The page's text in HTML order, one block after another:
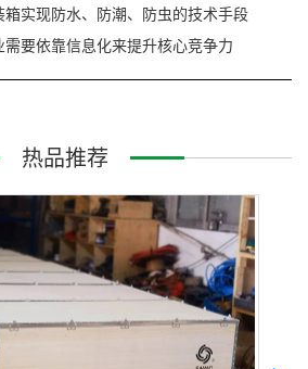
箱实现防水、防潮、防虫的技术手段
要依靠信息化来提升核心竞争力
热品推荐